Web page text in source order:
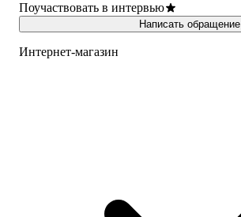
Поучаствовать в интервью
Написать обращение
Интернет-магазин